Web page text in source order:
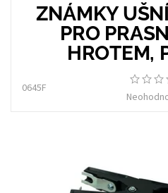
ZNÁMKY
PRO
HROTEM,
0645F